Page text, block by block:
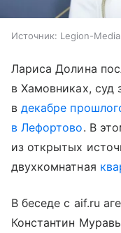
Источник: Legion-Media
Лариса Долина
в Хамовниках, суд
вдекабре
в Лефортово. В
из открытых
двухкомнатная
В беседе с aif.ru
Константин